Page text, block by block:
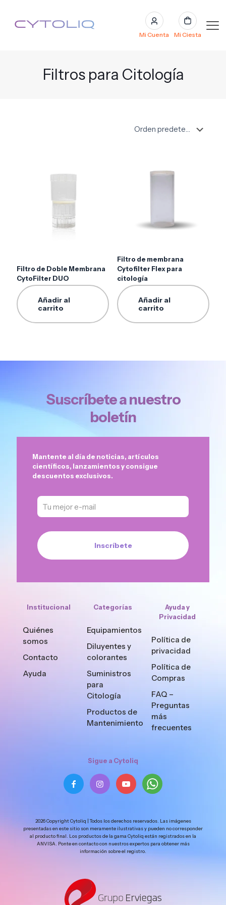
Mi Cuenta Mi Ciesta
Filtros para Citología
Filtro de Doble Membrana
CytoFilter DUO
Añadir al
carrito
Filtro de membrana
Cytofilter Flex para
citología
Añadir al
carrito
Suscríbete a nuestro
boletín
Mantente al día de noticias, artículos
científicos, lanzamientos y consigue
descuentos exclusivos.
Institucional
Quiénes
somos
Contacto
Ayuda
Categorías
Equipamientos
Diluyentes y
colorantes
Suministros
para
Citología
Productos de
Mantenimiento
Ayuda y
Privacidad
Política de
privacidad
Política de
Compras
FAQ –
Preguntas
más
frecuentes
Sigue a Cytoliq
2026 Copyright Cytoliq | Todos los derechos reservados. Las imágenes
presentadas en este sitio son meramente ilustrativas y pueden no corresponder
al producto final. Los productos de la gama Cytoliq están registrados en la
ANVISA. Ponte en contacto con nuestros expertos para obtener más
información sobre el registro.